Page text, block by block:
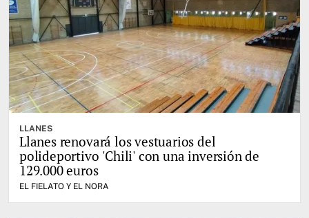
LLANES
Llanes renovará los vestuarios del
polideportivo 'Chili' con una inversión de
129.000 euros
EL FIELATO Y EL NORA